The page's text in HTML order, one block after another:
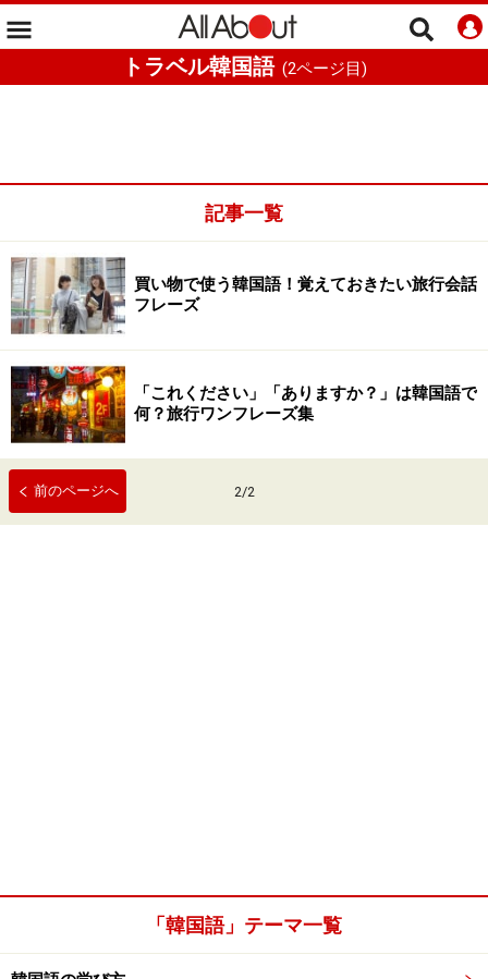
トラベル韓国語 (2ページ目)
記事一覧
買い物で使う韓国語！覚えておきたい旅行会話
フレーズ
「これください」「ありますか？」は韓国語で
何？旅行ワンフレーズ集
前のページへ 2/2
「韓国語」テーマ一覧